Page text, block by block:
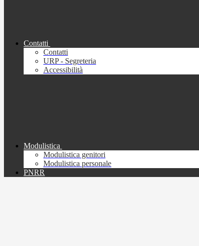
Contatti
Contatti
URP - Segreteria
Accessibilità
Modulistica
Modulistica genitori
Modulistica personale
PNRR